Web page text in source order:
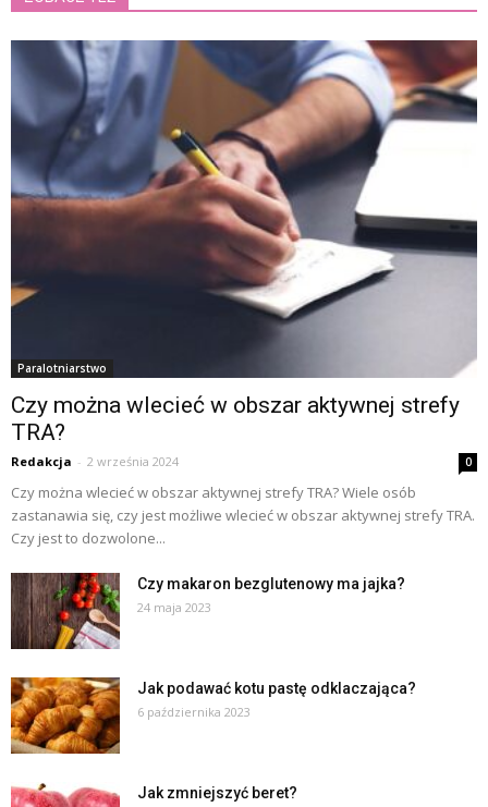
Paralotniarstwo
Czy można wlecieć w obszar aktywnej strefy
TRA?
Redakcja - 2 września 2024 0
Czy można wlecieć w obszar aktywnej strefy TRA? Wiele osób
zastanawia się, czy jest możliwe wlecieć w obszar aktywnej strefy TRA.
Czy jest to dozwolone...
Czy makaron bezglutenowy ma jajka?
24 maja 2023
Jak podawać kotu pastę odklaczająca?
6 października 2023
Jak zmniejszyć beret?